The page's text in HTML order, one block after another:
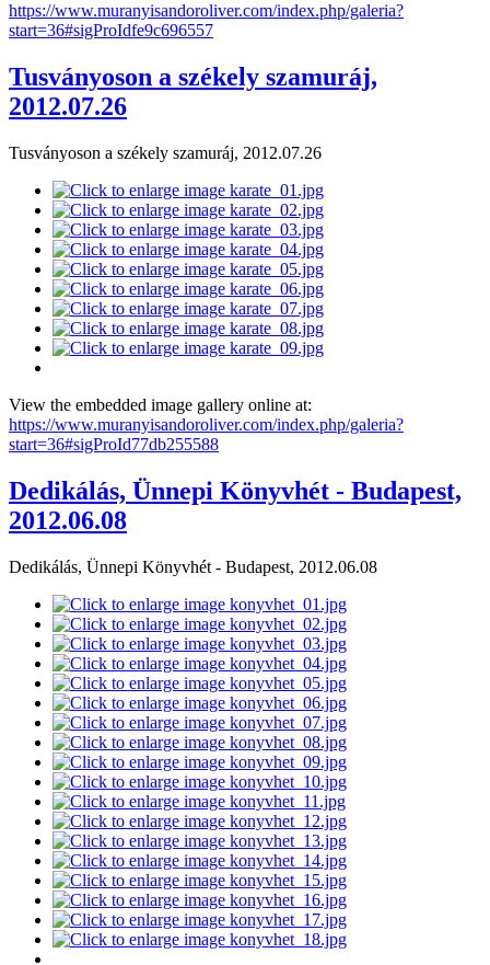
https://www.muranyisandoroliver.com/index.php/galeria?
start=36#sigProIdfe9c696557
Tusványoson a székely szamuráj,
2012.07.26
Tusványoson a székely szamuráj, 2012.07.26
View the embedded image gallery online at:
https://www.muranyisandoroliver.com/index.php/galeria?
start=36#sigProId77db255588
Dedikálás, Ünnepi Könyvhét - Budapest,
2012.06.08
Dedikálás, Ünnepi Könyvhét - Budapest, 2012.06.08